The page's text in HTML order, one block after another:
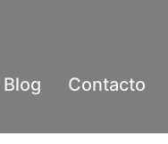
Blog Contacto